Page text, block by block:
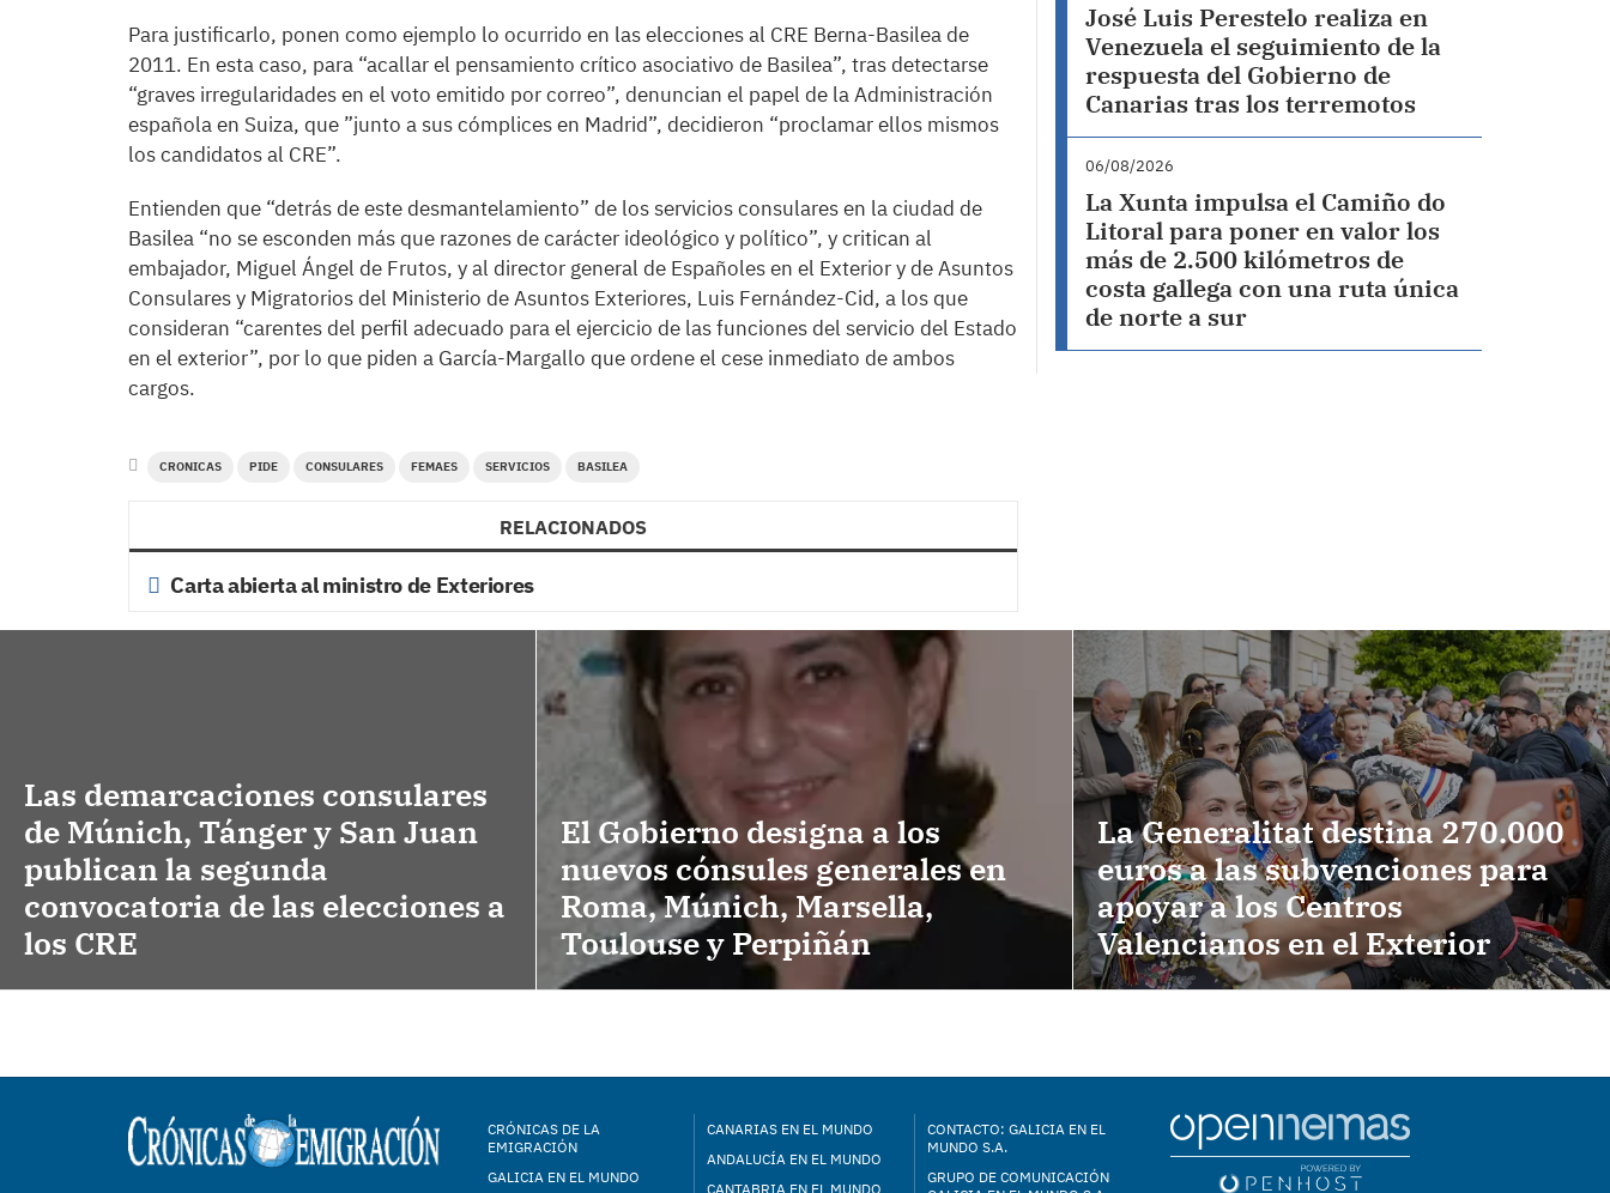
Para justificarlo, ponen como ejemplo lo ocurrido en las elecciones al CRE Berna-Basilea de
2011. En esta caso, para “acallar el pensamiento crítico asociativo de Basilea”, tras detectarse
“graves irregularidades en el voto emitido por correo”, denuncian el papel de la Administración
española en Suiza, que ”junto a sus cómplices en Madrid”, decidieron “proclamar ellos mismos
los candidatos al CRE”.
Entienden que “detrás de este desmantelamiento” de los servicios consulares en la ciudad de
Basilea “no se esconden más que razones de carácter ideológico y político”, y critican al
embajador, Miguel Ángel de Frutos, y al director general de Españoles en el Exterior y de Asuntos
Consulares y Migratorios del Ministerio de Asuntos Exteriores, Luis Fernández-Cid, a los que
consideran “carentes del perfil adecuado para el ejercicio de las funciones del servicio del Estado
en el exterior”, por lo que piden a García-Margallo que ordene el cese inmediato de ambos
cargos.
CRONICAS PIDE CONSULARES FEMAES SERVICIOS BASILEA
RELACIONADOS
Carta abierta al ministro de Exteriores
José Luis Perestelo realiza en
Venezuela el seguimiento de la
respuesta del Gobierno de
Canarias tras los terremotos
06/08/2026
La Xunta impulsa el Camiño do
Litoral para poner en valor los
más de 2.500 kilómetros de
costa gallega con una ruta única
de norte a sur
Las demarcaciones consulares
de Múnich, Tánger y San Juan
publican la segunda
convocatoria de las elecciones a
los CRE
El Gobierno designa a los
nuevos cónsules generales en
Roma, Múnich, Marsella,
Toulouse y Perpiñán
La Generalitat destina 270.000
euros a las subvenciones para
apoyar a los Centros
Valencianos en el Exterior
CRÓNICAS DE LA
EMIGRACIÓN
GALICIA EN EL MUNDO
CANARIAS EN EL MUNDO
ANDALUCÍA EN EL MUNDO
CANTABRIA EN EL MUNDO
CONTACTO: GALICIA EN EL
MUNDO S.A.
GRUPO DE COMUNICACIÓN